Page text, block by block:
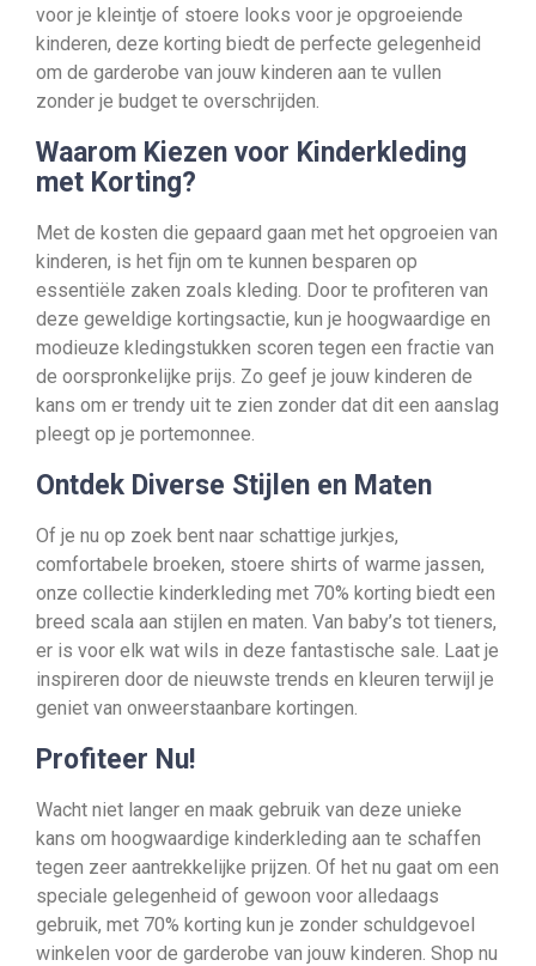
voor je kleintje of stoere looks voor je opgroeiende
kinderen, deze korting biedt de perfecte gelegenheid
om de garderobe van jouw kinderen aan te vullen
zonder je budget te overschrijden.
Waarom Kiezen voor Kinderkleding
met Korting?
Met de kosten die gepaard gaan met het opgroeien van
kinderen, is het fijn om te kunnen besparen op
essentiële zaken zoals kleding. Door te profiteren van
deze geweldige kortingsactie, kun je hoogwaardige en
modieuze kledingstukken scoren tegen een fractie van
de oorspronkelijke prijs. Zo geef je jouw kinderen de
kans om er trendy uit te zien zonder dat dit een aanslag
pleegt op je portemonnee.
Ontdek Diverse Stijlen en Maten
Of je nu op zoek bent naar schattige jurkjes,
comfortabele broeken, stoere shirts of warme jassen,
onze collectie kinderkleding met 70% korting biedt een
breed scala aan stijlen en maten. Van baby’s tot tieners,
er is voor elk wat wils in deze fantastische sale. Laat je
inspireren door de nieuwste trends en kleuren terwijl je
geniet van onweerstaanbare kortingen.
Profiteer Nu!
Wacht niet langer en maak gebruik van deze unieke
kans om hoogwaardige kinderkleding aan te schaffen
tegen zeer aantrekkelijke prijzen. Of het nu gaat om een
speciale gelegenheid of gewoon voor alledaags
gebruik, met 70% korting kun je zonder schuldgevoel
winkelen voor de garderobe van jouw kinderen. Shop nu